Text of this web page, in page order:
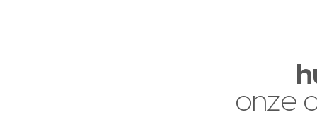
onze